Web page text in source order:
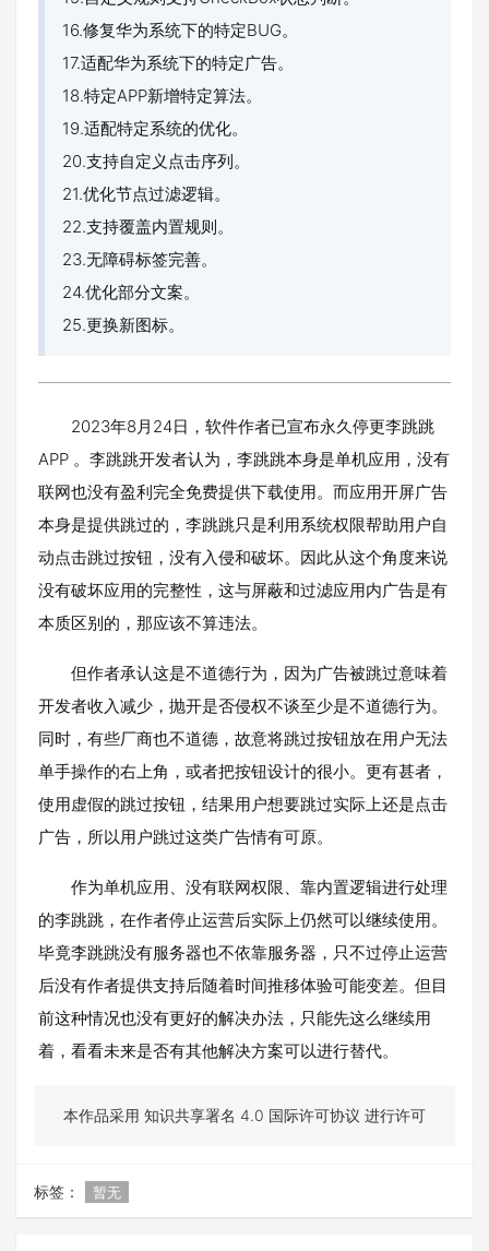
16.修复华为系统下的特定BUG。
17.适配华为系统下的特定广告。
18.特定APP新增特定算法。
19.适配特定系统的优化。
20.支持自定义点击序列。
21.优化节点过滤逻辑。
22.支持覆盖内置规则。
23.无障碍标签完善。
24.优化部分文案。
25.更换新图标。
2023年8月24日，软件作者已宣布永久停更李跳跳
APP 。李跳跳开发者认为，李跳跳本身是单机应用，没有
联网也没有盈利完全免费提供下载使用。而应用开屏广告
本身是提供跳过的，李跳跳只是利用系统权限帮助用户自
动点击跳过按钮，没有入侵和破坏。因此从这个角度来说
没有破坏应用的完整性，这与屏蔽和过滤应用内广告是有
本质区别的，那应该不算违法。
但作者承认这是不道德行为，因为广告被跳过意味着
开发者收入减少，抛开是否侵权不谈至少是不道德行为。
同时，有些厂商也不道德，故意将跳过按钮放在用户无法
单手操作的右上角，或者把按钮设计的很小。更有甚者，
使用虚假的跳过按钮，结果用户想要跳过实际上还是点击
广告，所以用户跳过这类广告情有可原。
作为单机应用、没有联网权限、靠内置逻辑进行处理
的李跳跳，在作者停止运营后实际上仍然可以继续使用。
毕竟李跳跳没有服务器也不依靠服务器，只不过停止运营
后没有作者提供支持后随着时间推移体验可能变差。但目
前这种情况也没有更好的解决办法，只能先这么继续用
着，看看未来是否有其他解决方案可以进行替代。
本作品采用 知识共享署名 4.0 国际许可协议 进行许可
标签： 暂无